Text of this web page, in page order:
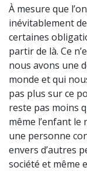
À mesure que
inévitablement
certaines
partir de là. Ce
nous avons une
monde et qui
pas plus sur ce
reste pas moins
même l’enfant le
une personne
envers d’autres
société et même